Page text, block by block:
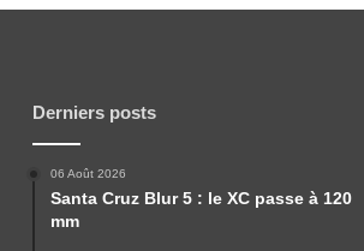
Derniers posts
06 Août 2026
Santa Cruz Blur 5 : le XC passe à 120
mm